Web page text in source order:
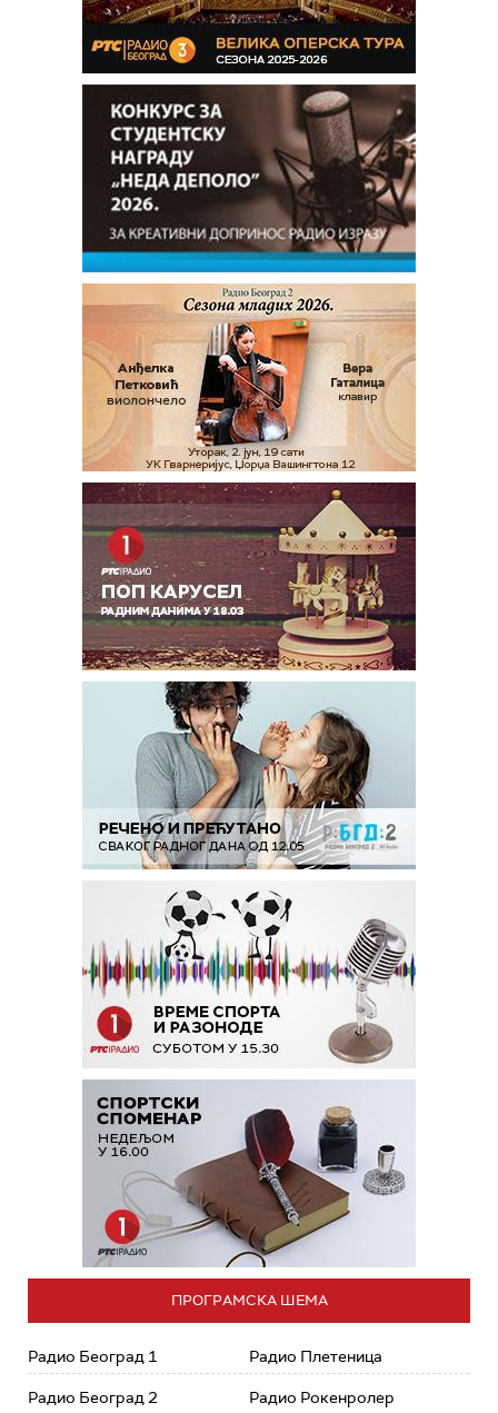
ПРОГРАМСКА ШЕМА
Радио Београд 1
Радио Београд 2
Радио Плетеница
Радио Рокенролер